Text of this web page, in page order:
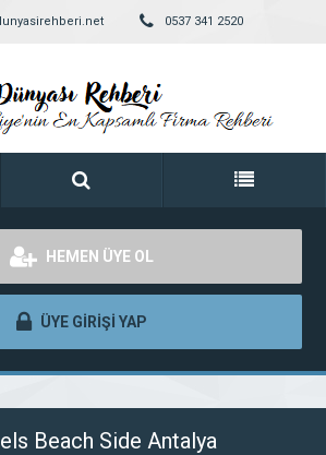
0537 341 2520
HEMEN ÜYE OL
ÜYE GİRİŞİ YAP
Beach Side Antalya